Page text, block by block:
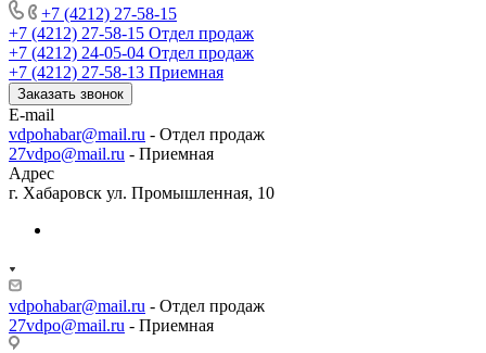
+7 (4212) 27-58-15
+7 (4212) 27-58-15 Отдел продаж
+7 (4212) 24-05-04 Отдел продаж
+7 (4212) 27-58-13 Приемная
Заказать звонок
E-mail
vdpohabar@mail.ru - Отдел продаж
27vdpo@mail.ru - Приемная
Адрес
г. Хабаровск ул. Промышленная, 10
vdpohabar@mail.ru - Отдел продаж
27vdpo@mail.ru - Приемная